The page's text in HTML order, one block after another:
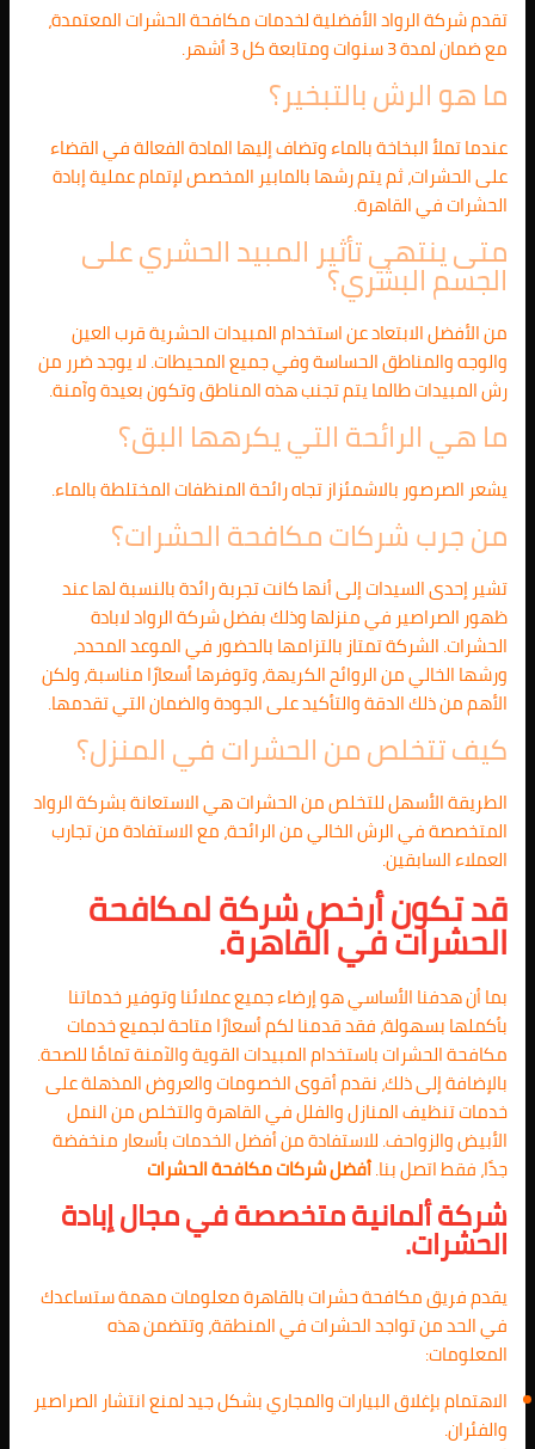
تقدم شركة الرواد الأفضلية لخدمات مكافحة الحشرات المعتمدة،
مع ضمان لمدة 3 سنوات ومتابعة كل 3 أشهر.
ما هو الرش بالتبخير؟
عندما تملأ البخاخة بالماء وتضاف إليها المادة الفعالة في القضاء
على الحشرات، ثم يتم رشها بالمابير المخصص لإتمام عملية إبادة
الحشرات في القاهرة.
متى ينتهي تأثير المبيد الحشري على
الجسم البشري؟
من الأفضل الابتعاد عن استخدام المبيدات الحشرية قرب العين
والوجه والمناطق الحساسة وفي جميع المحيطات. لا يوجد ضرر من
رش المبيدات طالما يتم تجنب هذه المناطق وتكون بعيدة وآمنة.
ما هي الرائحة التي يكرهها البق؟
يشعر الصرصور بالاشمئزاز تجاه رائحة المنظفات المختلطة بالماء.
من جرب شركات مكافحة الحشرات؟
تشير إحدى السيدات إلى أنها كانت تجربة رائدة بالنسبة لها عند
ظهور الصراصير في منزلها وذلك بفضل شركة الرواد لابادة
الحشرات. الشركة تمتاز بالتزامها بالحضور في الموعد المحدد،
ورشها الخالي من الروائح الكريهة، وتوفرها أسعارًا مناسبة، ولكن
الأهم من ذلك الدقة والتأكيد على الجودة والضمان التي تقدمها.
كيف تتخلص من الحشرات في المنزل؟
الطريقة الأسهل للتخلص من الحشرات هي الاستعانة بشركة الرواد
المتخصصة في الرش الخالي من الرائحة، مع الاستفادة من تجارب
العملاء السابقين.
قد تكون أرخص شركة لمكافحة
الحشرات في القاهرة.
بما أن هدفنا الأساسي هو إرضاء جميع عملائنا وتوفير خدماتنا
بأكملها بسهولة، فقد قدمنا لكم أسعارًا متاحة لجميع خدمات
مكافحة الحشرات باستخدام المبيدات القوية والآمنة تمامًا للصحة.
بالإضافة إلى ذلك، نقدم أقوى الخصومات والعروض المذهلة على
خدمات تنظيف المنازل والفلل في القاهرة والتخلص من النمل
الأبيض والزواحف. للاستفادة من أفضل الخدمات بأسعار منخفضة
جدًا، فقط اتصل بنا.أفضل شركات مكافحة الحشرات
شركة ألمانية متخصصة في مجال إبادة
الحشرات.
يقدم فريق مكافحة حشرات بالقاهرة معلومات مهمة ستساعدك
في الحد من تواجد الحشرات في المنطقة، وتتضمن هذه
المعلومات:
الاهتمام بإغلاق البيارات والمجاري بشكل جيد لمنع انتشار الصراصير
والفئران.